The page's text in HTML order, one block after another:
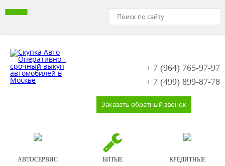
+ 7 (964) 765-97-97
+ 7 (499) 899-87-78
Заказать обратный звонок
АВТОСЕРВИС БИТЫЕ КРЕДИТНЫЕ